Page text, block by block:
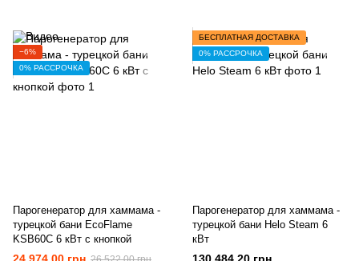
−6%
0% РАССРОЧКА
Парогенератор для хаммама -
турецкой бани EcoFlame
KSB60C 6 кВт с кнопкой
БЕСПЛАТНАЯ ДОСТАВКА
0% РАССРОЧКА
Парогенератор для хаммама -
турецкой бани Helo Steam 6
кВт